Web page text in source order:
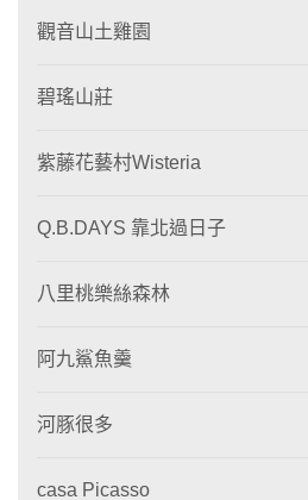
觀音山土雞園
碧瑤山莊
紫藤花藝村Wisteria
Q.B.DAYS 靠北過日子
八里桃樂絲森林
阿九鯊魚羹
河豚很多
casa Picasso